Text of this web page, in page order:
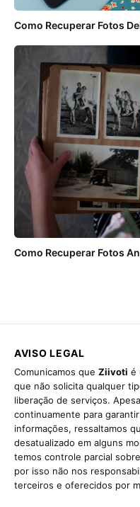
Como Recuperar Fotos
Como Recuperar Fotos
AVISO LEGAL
Comunicamos que Ziivoti é
que não solicita qualquer
liberação de serviços.
continuamente para
informações, ressaltamos
desatualizado em alguns
temos controle parcial
por isso não nos
terceiros e oferecidos por